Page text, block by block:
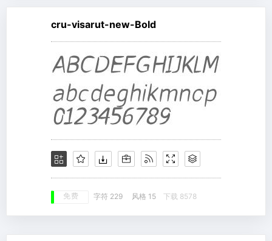
cru-visarut-new-Bold
免费 字符 229 风格 15 下载 8578